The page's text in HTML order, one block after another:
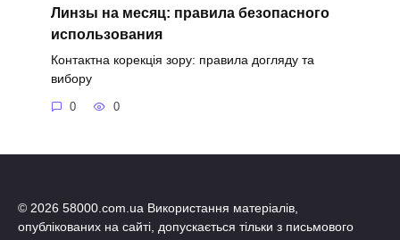
Линзы на месяц: правила безопасного
использования
Контактна корекція зору: правила догляду та
вибору
0 0
© 2026 58000.com.ua Використання матеріалів,
опублікованих на сайті, допускається тільки з письмового